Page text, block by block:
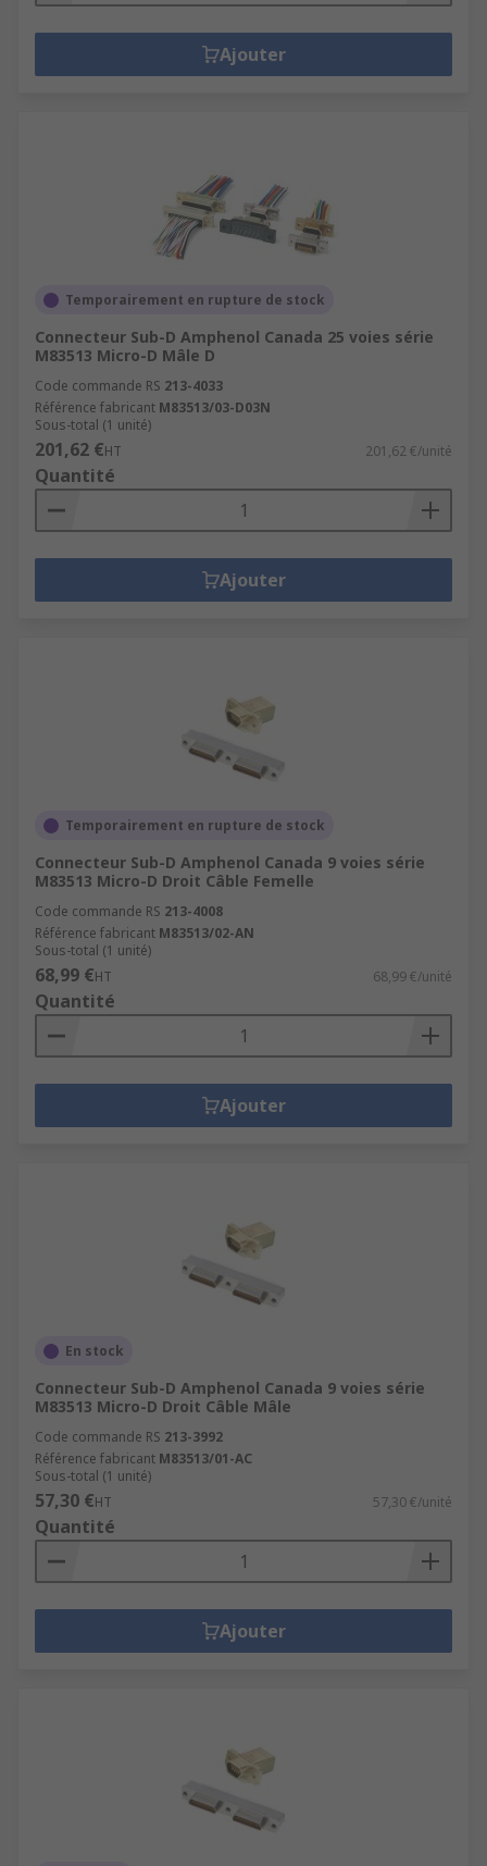
Ajouter
Temporairement en rupture de stock
Connecteur Sub-D Amphenol Canada 25 voies série
M83513 Micro-D Mâle D
Code commande RS 213-4033
Référence fabricant M83513/03-D03N
Sous-total (1 unité)
201,62 €HT 201,62 €/unité
Quantité
Ajouter
Temporairement en rupture de stock
Connecteur Sub-D Amphenol Canada 9 voies série
M83513 Micro-D Droit Câble Femelle
Code commande RS 213-4008
Référence fabricant M83513/02-AN
Sous-total (1 unité)
68,99 €HT 68,99 €/unité
Quantité
Ajouter
En stock
Connecteur Sub-D Amphenol Canada 9 voies série
M83513 Micro-D Droit Câble Mâle
Code commande RS 213-3992
Référence fabricant M83513/01-AC
Sous-total (1 unité)
57,30 €HT 57,30 €/unité
Quantité
Ajouter